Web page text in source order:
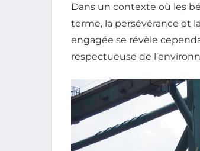
Dans un contexte où les
terme, la persévérance et
engagée se révèle
respectueuse de